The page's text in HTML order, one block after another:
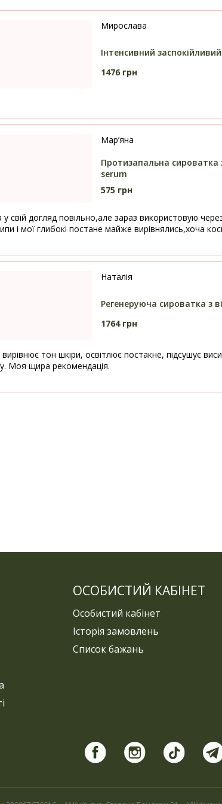
Мирослава
Інтенсивний
1476 грн
Мар’яна
Протизапальна сироватка
serum
575 грн
догляд повільно,але зараз використовую
і мої глибокі постане майже вирівнялись,хоча
Наталія
Регенеруюча сироватка з
1764 грн
тон шкіри, освітлює постакне, підсушує
Моя щира рекомендація.
ОСОБИСТИЙ КАБІНЕТ
Особистий кабінет
Історія замовлень
Список бажань